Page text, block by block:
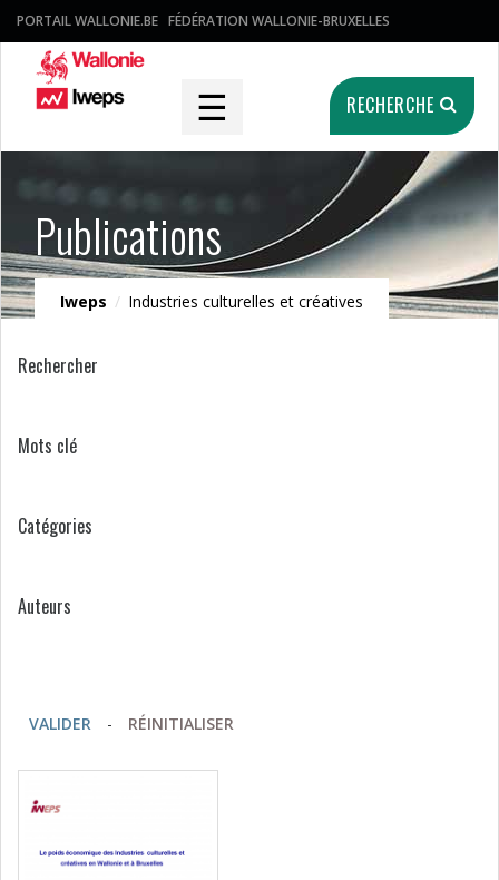
PORTAIL WALLONIE.BE FÉDÉRATION WALLONIE-BRUXELLES
☰ RECHERCHE
Publications
Iweps / Industries culturelles et créatives
Rechercher
Mots clé
Catégories
Auteurs
VALIDER - RÉINITIALISER